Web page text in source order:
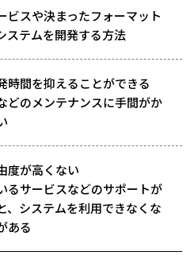
ビスや決まったフォーマット
ステムを開発する方法
時間を抑えることができる
どのメンテナンスに手間がか
度が高くない
るサービスなどのサポートが
、システムを利用できなくな
ある